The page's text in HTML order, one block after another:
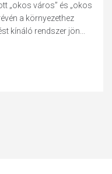
„okos város” és „okos
a környezethez
kínáló rendszer jön...